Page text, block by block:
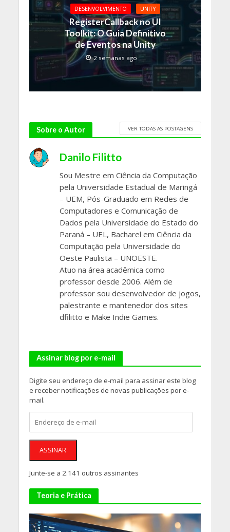
DESENVOLVIMENTO UNITY
RegisterCallback no UI
Toolkit: O Guia Definitivo
de Eventos na Unity
2 semanas ago
Sobre o Autor VER TODAS AS POSTAGENS
Danilo Filitto
Sou Mestre em Ciência da Computação
pela Universidade Estadual de Maringá
– UEM, Pós-Graduado em Redes de
Computadores e Comunicação de
Dados pela Universidade do Estado do
Paraná – UEL, Bacharel em Ciência da
Computação pela Universidade do
Oeste Paulista – UNOESTE.
Atuo na área acadêmica como
professor desde 2006. Além de
professor sou desenvolvedor de jogos,
palestrante e mantenedor dos sites
dfilitto e Make Indie Games.
Assinar blog por e-mail
Digite seu endereço de e-mail para assinar este blog
e receber notificações de novas publicações por e-
mail.
de
ASSINAR
Junte-se a 2.141 outros assinantes
Teoria e Prática